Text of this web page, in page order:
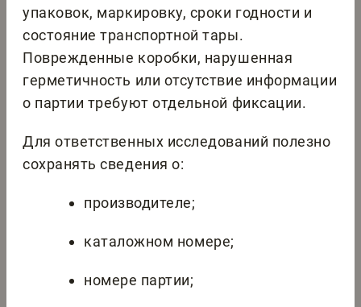
упаковок, маркировку, сроки годности и
состояние транспортной тары.
Поврежденные коробки, нарушенная
герметичность или отсутствие информации
о партии требуют отдельной фиксации.
Для ответственных исследований полезно
сохранять сведения о:
производителе;
каталожном номере;
номере партии;